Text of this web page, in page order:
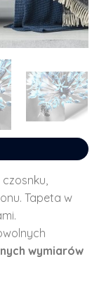
Tapeta w
wymiarów